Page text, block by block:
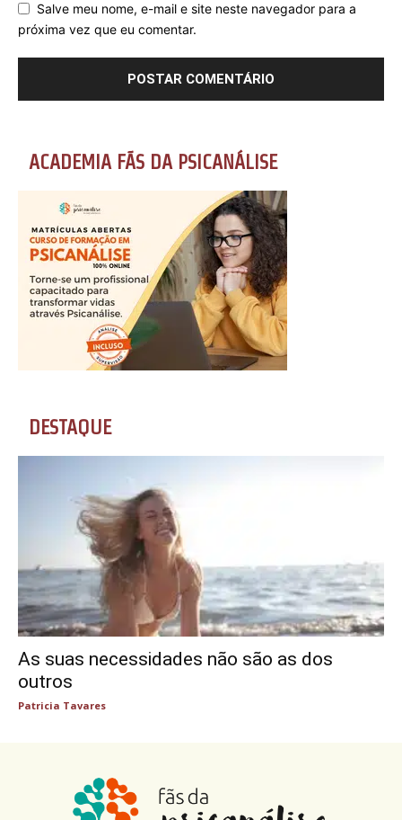
Salve meu nome, e-mail e site neste navegador para a
próxima vez que eu comentar.
ACADEMIA FÃS DA PSICANÁLISE
DESTAQUE
As suas necessidades não são as dos
outros
Patricia Tavares